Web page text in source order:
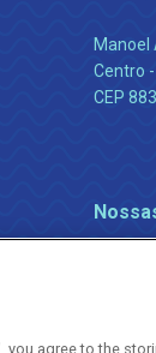
Manoel
Centro
CEP
you agree to the